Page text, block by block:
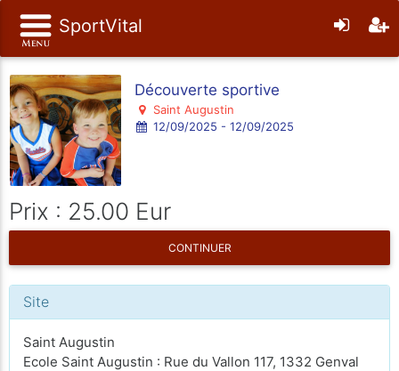
SportVital
Découverte sportive
Saint Augustin
12/09/2025 - 12/09/2025
Prix : 25.00 Eur
CONTINUER
Site
Saint Augustin
Ecole Saint Augustin : Rue du Vallon 117, 1332 Genval